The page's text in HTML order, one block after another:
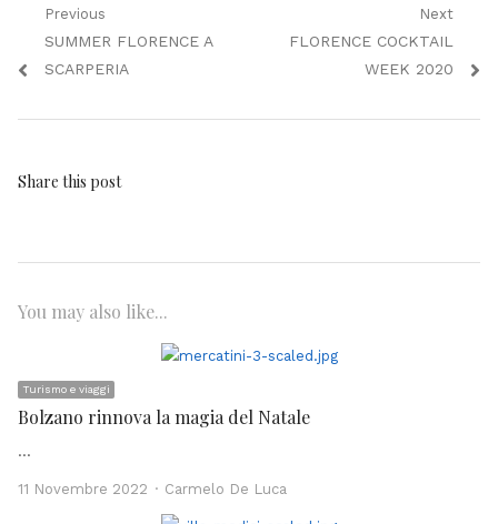
Navigazione
articoli
Previous
Previous
post:
SUMMER FLORENCE A
SCARPERIA
Next
Next
FLORENCE COCKTAIL
WEEK 2020
Share this post
You may also like...
Turismo e viaggi
Bolzano rinnova la magia del Natale
…
11 Novembre 2022 Author
Carmelo De Luca